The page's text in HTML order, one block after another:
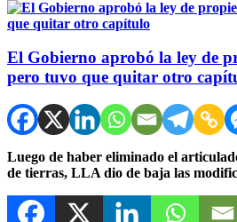
El Gobierno aprobó la ley de
pero tuvo que quitar otro
Luego de haber eliminado el
de tierras, LLA dio de baja las